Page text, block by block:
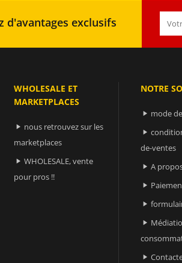
exclusifs
WHOLESALE ET
MARKETPLACES
 nous retrouvez sur les
marketplaces
 WHOLESALE, vente
pour pros !!
NOTRE
 mode

de-ventes
 A



